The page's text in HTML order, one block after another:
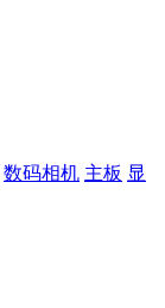
数码相机 主板 显